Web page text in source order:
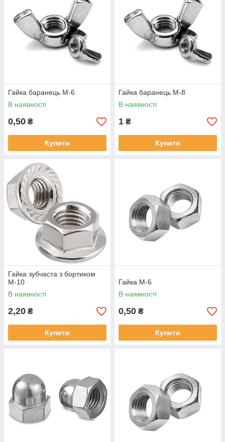
Гайка баранець М-6
В наявності
0,50 ₴
Купити
Гайка баранець М-8
В наявності
1 ₴
Купити
Гайка зубчаста з бортиком
М-10
В наявності
2,20 ₴
Купити
Гайка М-6
В наявності
0,50 ₴
Купити